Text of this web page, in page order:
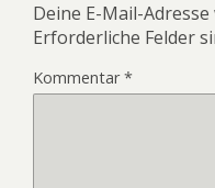
Deine E-Mail-
Erforderliche Felder
Kommentar*